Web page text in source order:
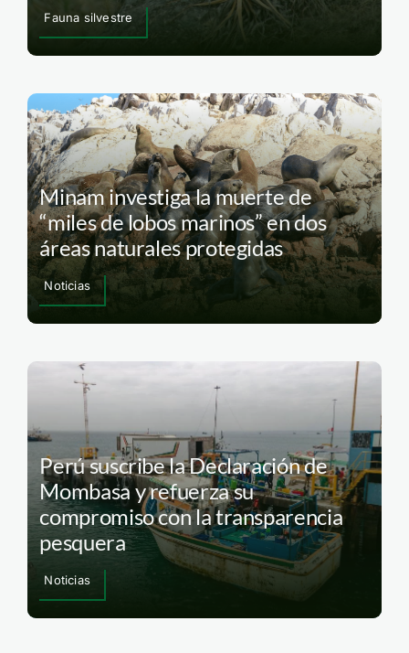
Fauna silvestre
Minam investiga la muerte de
“miles de lobos marinos” en dos
áreas naturales protegidas
Noticias
Perú suscribe la Declaración de
Mombasa y refuerza su
compromiso con la transparencia
pesquera
Noticias